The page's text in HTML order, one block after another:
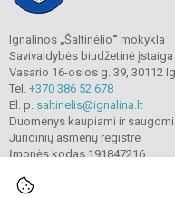
Ignalinos „Šaltinėlio“ mokykla
Savivaldybės biudžetinė įstaiga
Vasario 16-osios g. 39, 30112
Tel. +370 386 52 678
El. p. saltinelis@ignalina.lt
Duomenys kaupiami ir saugomi
Juridinių asmenų registre
Įmonės kodas 191847216